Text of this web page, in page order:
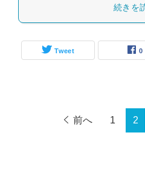
続きを
Tweet 0
前へ 1 2